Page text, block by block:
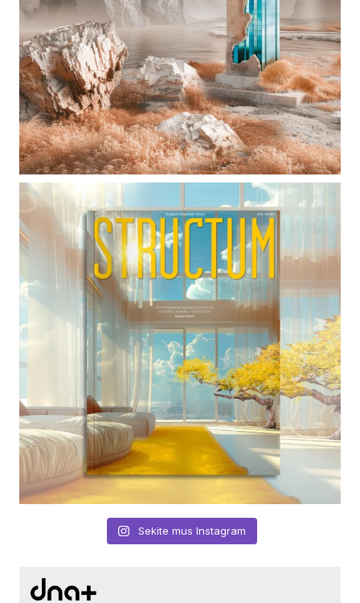
Sekite mus Instagram